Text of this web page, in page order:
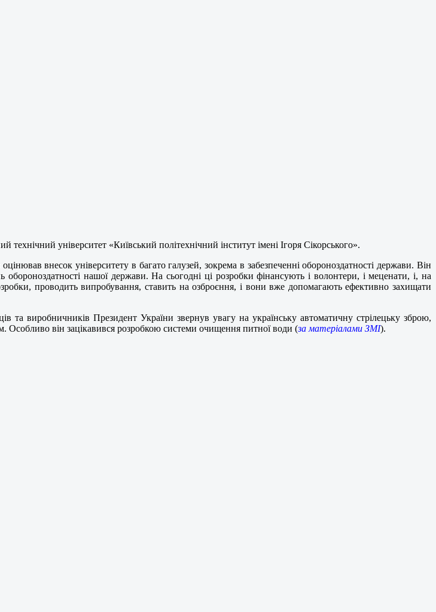
університет «Київський політехнічний інститут імені Ігоря Сікорського».
внесок університету в багато галузей, зокрема в забезпеченні обороноздатності держави. Він
нашої держави. На сьогодні ці розробки фінансують і волонтери, і меценати, і, на
проводить випробування, ставить на озброєння, і вони вже допомагають ефективно захищати
та виробничників Президент України звернув увагу на українську автоматичну стрілецьку зброю,
Особливо він зацікавився розробкою системи очищення питної води (за матеріалами ЗМІ).